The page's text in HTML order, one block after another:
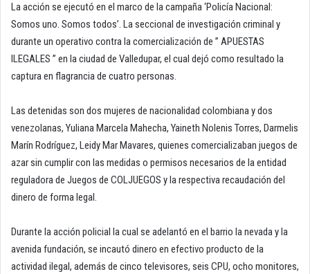
La acción se ejecutó en el marco de la campaña ‘Policía Nacional:
Somos uno. Somos todos’. La seccional de investigación criminal y
durante un operativo contra la comercialización de ” APUESTAS
ILEGALES ” en la ciudad de Valledupar, el cual dejó como resultado la
captura en flagrancia de cuatro personas.
Las detenidas son dos mujeres de nacionalidad colombiana y dos
venezolanas, Yuliana Marcela Mahecha, Yaineth Nolenis Torres, Darmelis
Marín Rodríguez, Leidy Mar Mavares, quienes comercializaban juegos de
azar sin cumplir con las medidas o permisos necesarios de la entidad
reguladora de Juegos de COLJUEGOS y la respectiva recaudación del
dinero de forma legal.
Durante la acción policial la cual se adelantó en el barrio la nevada y la
avenida fundación, se incautó dinero en efectivo producto de la
actividad ilegal, además de cinco televisores, seis CPU, ocho monitores,